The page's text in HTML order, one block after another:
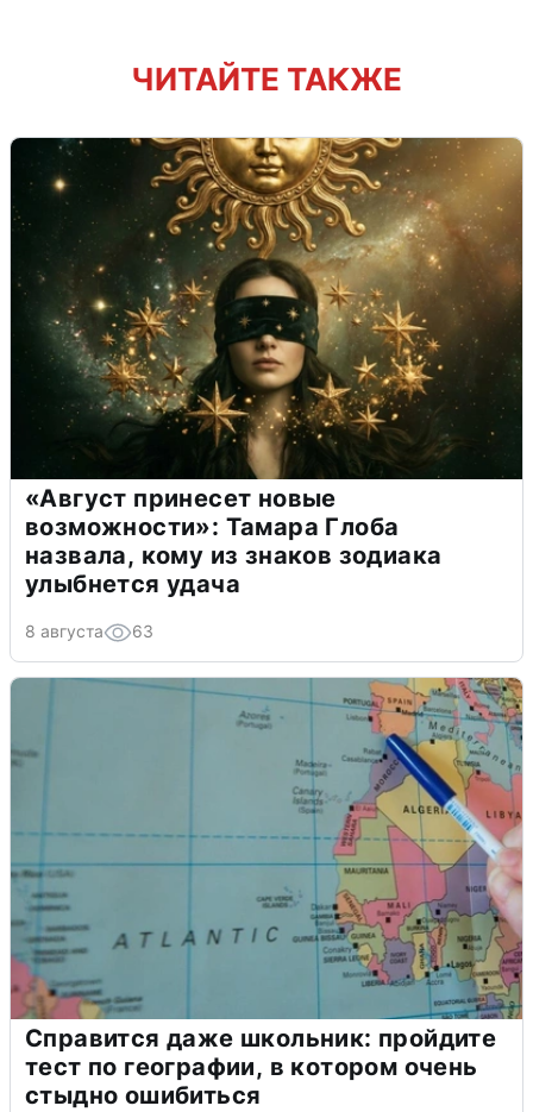
ЧИТАЙТЕ ТАКЖЕ
«Август принесет новые
возможности»: Тамара Глоба
назвала, кому из знаков зодиака
улыбнется удача
8 августа 63
Справится даже школьник: пройдите
тест по географии, в котором очень
стыдно ошибиться